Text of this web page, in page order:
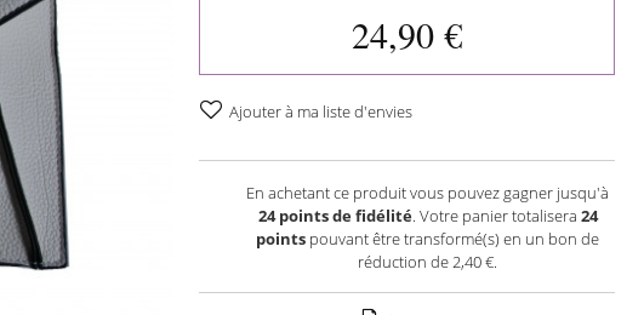
24,90 €
Ajouter à ma liste d'envies
En achetant ce produit vous pouvez gagner jusqu'à
24points de fidélité. Votre panier totalisera 24
points pouvant être transformé(s) en un bon de
réduction de2,40 €.